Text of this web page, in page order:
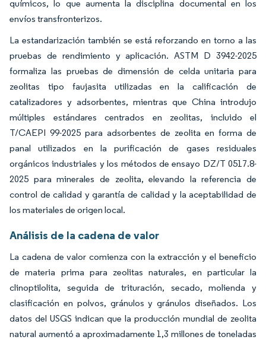
químicos, lo que aumenta la disciplina documental en los
envíos transfronterizos.
La estandarización también se está reforzando en torno a las
pruebas de rendimiento y aplicación. ASTM D 3942-2025
formaliza las pruebas de dimensión de celda unitaria para
zeolitas tipo faujasita utilizadas en la calificación de
catalizadores y adsorbentes, mientras que China introdujo
múltiples estándares centrados en zeolitas, incluido el
T/CAEPI 99-2025 para adsorbentes de zeolita en forma de
panal utilizados en la purificación de gases residuales
orgánicos industriales y los métodos de ensayo DZ/T 0517.8-
2025 para minerales de zeolita, elevando la referencia de
control de calidad y garantía de calidad y la aceptabilidad de
los materiales de origen local.
Análisis de la cadena de valor
La cadena de valor comienza con la extracción y el beneficio
de materia prima para zeolitas naturales, en particular la
clinoptilolita, seguida de trituración, secado, molienda y
clasificación en polvos, gránulos y gránulos diseñados. Los
datos del USGS indican que la producción mundial de zeolita
natural aumentó a aproximadamente 1,3 millones de toneladas